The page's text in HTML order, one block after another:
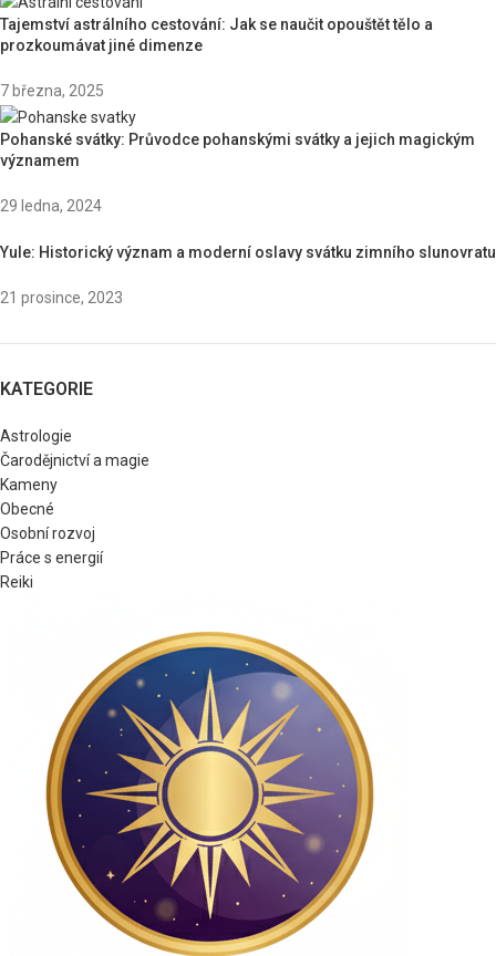
Tajemství astrálního cestování: Jak se naučit opouštět tělo a
prozkoumávat jiné dimenze
7 března, 2025
Pohanské svátky: Průvodce pohanskými svátky a jejich magickým
významem
29 ledna, 2024
Yule: Historický význam a moderní oslavy svátku zimního slunovratu
21 prosince, 2023
KATEGORIE
Astrologie
Čarodějnictví a magie
Kameny
Obecné
Osobní rozvoj
Práce s energií
Reiki